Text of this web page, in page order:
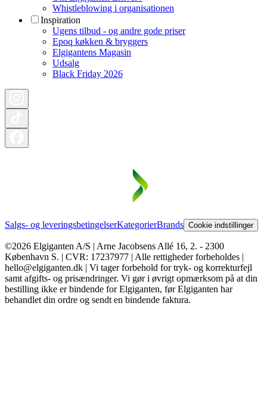
Whistleblowing i organisationen
Inspiration
Ugens tilbud - og andre gode priser
Epoq køkken & bryggers
Elgigantens Magasin
Udsalg
Black Friday 2026
Salgs- og leveringsbetingelserKategorierBrands Cookie indstillinger
©2026 Elgiganten A/S | Arne Jacobsens Allé 16, 2. - 2300
København S. | CVR: 17237977 | Alle rettigheder forbeholdes |
hello@elgiganten.dk | Vi tager forbehold for tryk- og korrekturfejl
samt afgifts- og prisændringer. Vi gør i øvrigt opmærksom på at din
bestilling ikke er bindende for Elgiganten, før Elgiganten har
behandlet din ordre og sendt en bindende faktura.